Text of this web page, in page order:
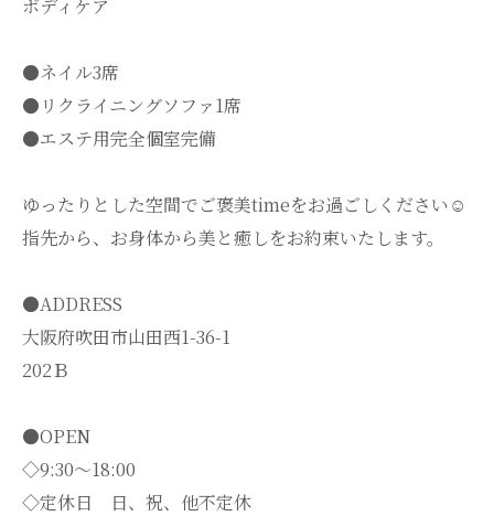
ボディケア
●ネイル3席
●リクライニングソファ1席
●エステ用完全個室完備
ゆったりとした空間でご褒美timeをお過ごしください☺️
指先から、お身体から美と癒しをお約束いたします。
●ADDRESS
大阪府吹田市山田西1-36-1
202Ｂ
●OPEN
◇9:30～18:00
◇定休日 日、祝、他不定休